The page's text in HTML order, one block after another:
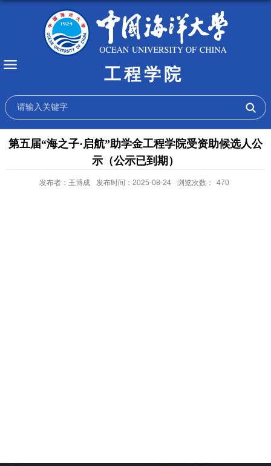
工程学院
第五届“海之子·启航”助学金工程学院受资助候选人公
示（公示已到期）
发布者：王博成 发布时间：2025-08-24 浏览次数： 470